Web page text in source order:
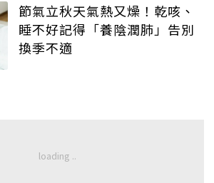
節氣立秋天氣熱又燥！乾咳、
睡不好記得「養陰潤肺」告別
換季不適